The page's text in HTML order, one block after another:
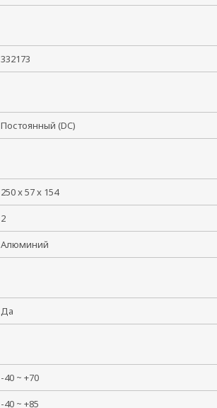
332173
Постоянный (DC)
250 x 57 x 154
2
Алюминий
Да
-40 ~ +70
-40 ~ +85